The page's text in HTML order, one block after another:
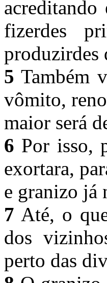
fizerdes
produzirdes
5 Também
vômito,
maior será
6 Por isso,
exortara,
e granizo já
7 Até, o
dos
perto das